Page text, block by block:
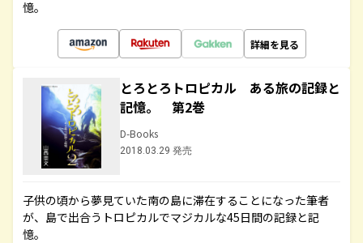
憶。
詳細を見る
とろとろトロピカル ある旅の記録と
記憶。 第2巻
D-Books
2018.03.29 発売
子供の頃から夢見ていた南の島に滞在することになった筆者
が、島で出合うトロピカルでマジカルな45日間の記録と記
憶。